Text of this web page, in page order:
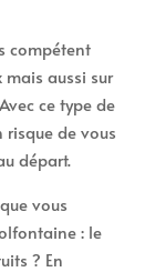
compétent
aussi sur
ce type de
risque de vous
départ.
vous
: le
? En